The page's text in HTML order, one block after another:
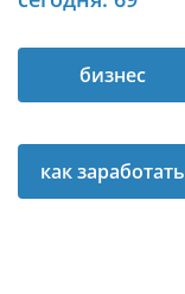
бизнес
как заработать